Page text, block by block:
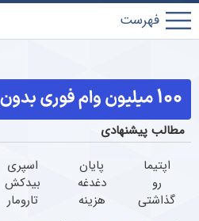
پارس
فوتبال
مطالب پیشنهادی
اپتیما
رو
گذاشتی
پایان
دغدغه
هزینه
اسپری
بیدکش
تارومار